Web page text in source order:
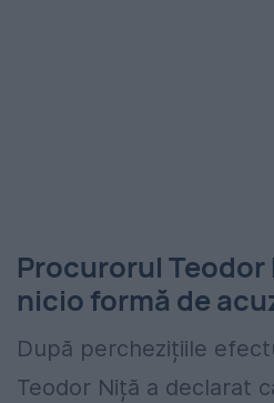
Procurorul
nicio formă de
După perchezițiile
Teodor Niță a declarat